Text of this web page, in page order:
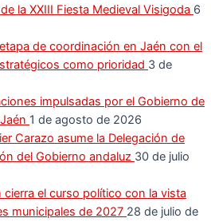
la XXIII Fiesta Medieval Visigoda 6
de coordinación en Jaén con el
como prioridad 3 de
impulsadas por el Gobierno de
1 de agosto de 2026
Carazo asume la Delegación de
del Gobierno andaluz 30 de julio
cierra el curso político con la vista
municipales de 2027 28 de julio de